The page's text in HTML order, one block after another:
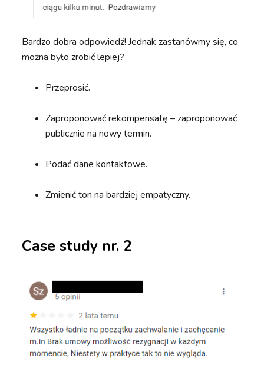
Bardzo dobra odpowiedź! Jednak zastanówmy się, co
można było zrobić lepiej?
Przeprosić.
Zaproponować rekompensatę – zaproponować
publicznie na nowy termin.
Podać dane kontaktowe.
Zmienić ton na bardziej empatyczny.
Case study nr. 2